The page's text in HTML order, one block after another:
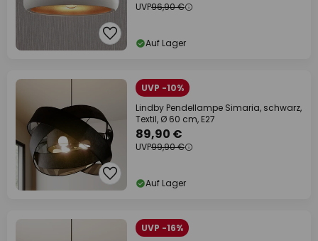
UVP96,90 €
Auf Lager
UVP -10%
Lindby Pendellampe Simaria, schwarz,
Textil, Ø 60 cm, E27
89,90 €
UVP99,90 €
Auf Lager
UVP -16%